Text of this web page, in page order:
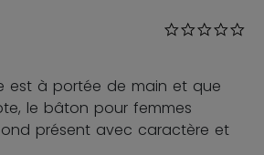
5 sur 5
est à portée de main et que
le bâton pour femmes
présent avec caractère et